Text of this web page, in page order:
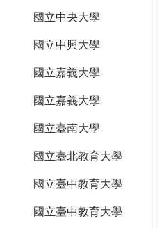
國立中央大學
國立中興大學
國立嘉義大學
國立嘉義大學
國立臺南大學
國立臺北教育大學
國立臺中教育大學
國立臺中教育大學